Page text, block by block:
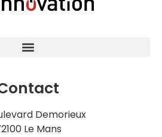
Demorieux
Le Mans